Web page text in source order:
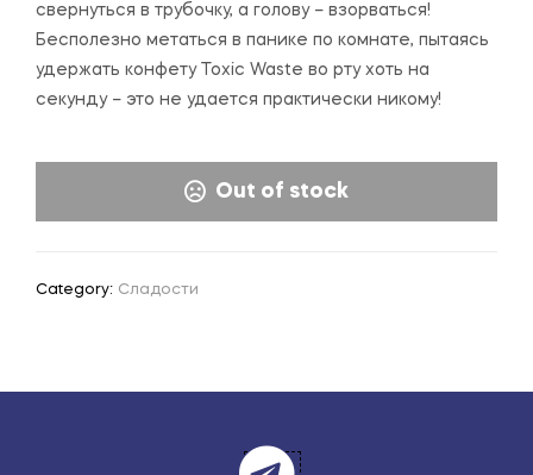
свернуться в трубочку, а голову – взорваться!
Бесполезно метаться в панике по комнате, пытаясь
удержать конфету Toxic Waste во рту хоть на
секунду – это не удается практически никому!
Out of stock
Category: Сладости